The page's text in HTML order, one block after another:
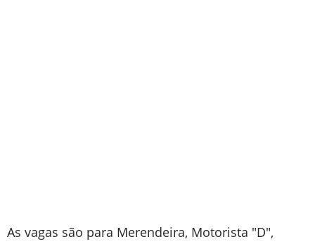
As vagas são para Merendeira, Motorista "D",